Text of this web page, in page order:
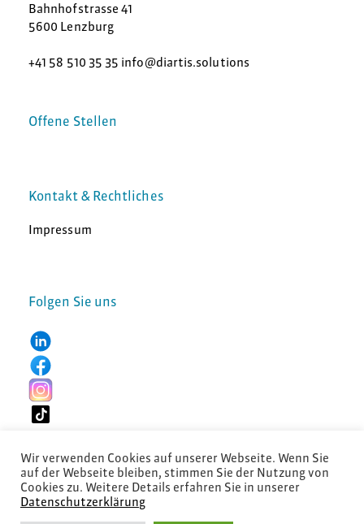
Bahnhofstrasse 41
5600 Lenzburg
+41 58 510 35 35 info@diartis.solutions
Offene Stellen
Kontakt & Rechtliches
Impressum
Folgen Sie uns
Wir verwenden Cookies auf unserer Webseite. Wenn Sie
auf der Webseite bleiben, stimmen Sie der Nutzung von
Cookies zu. Weitere Details erfahren Sie in unserer
Datenschutzerklärung